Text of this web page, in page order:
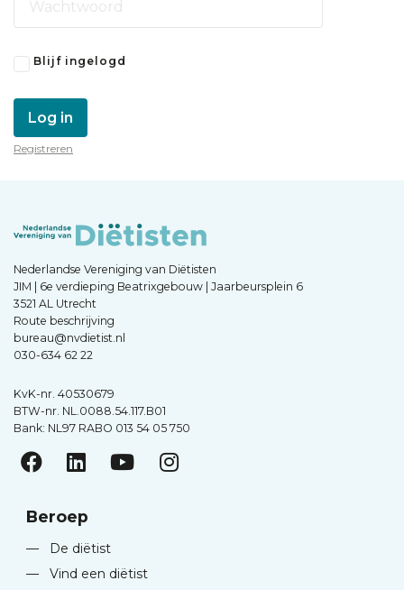
Blijf ingelogd
Log in
Registreren
Nederlandse Vereniging van Diëtisten
JIM | 6e verdieping Beatrixgebouw | Jaarbeursplein 6
3521 AL Utrecht
Route beschrijving
bureau@nvdietist.nl
030-634 62 22
KvK-nr. 40530679
BTW-nr. NL.0088.54.117.B01
Bank: NL97 RABO 013 54 05 750
Beroep
—
De diëtist
—
Vind een diëtist